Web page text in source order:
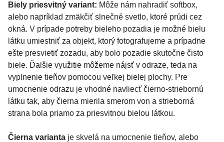
Biely priesvitný variant: Môže nám nahradiť softbox,
alebo napríklad zmäkčiť slnečné svetlo, ktoré prúdi cez
okná. V prípade potreby bieleho pozadia je možné bielu
látku umiestniť za objekt, ktorý fotografujeme a prípadne
ešte presvietiť zozadu, aby bolo pozadie skutočne čisto
biele. Ďalšie využitie môžeme nájsť v odraze, teda na
vyplnenie tieňov pomocou veľkej bielej plochy. Pre
umocnenie odrazu je vhodné navliecť čierno-striebornú
látku tak, aby čierna mierila smerom von a strieborná
strana bola priamo za priesvitnou bielou látkou.
Čierna varianta je skvelá na umocnenie tieňov, alebo